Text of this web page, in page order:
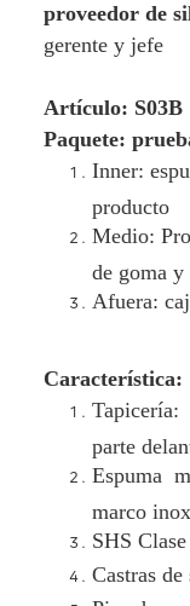
proveedor de
gerente y jefe
Artículo: S03B
Paquete:
Inner:
producto
Medio:
de goma y
Afuera:
Característica:
parte
Espuma
marco
SHS
Castras